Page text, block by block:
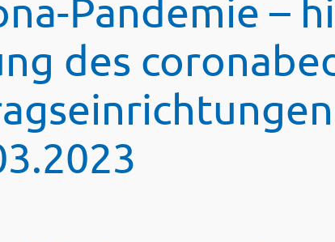
Pandemie –
des